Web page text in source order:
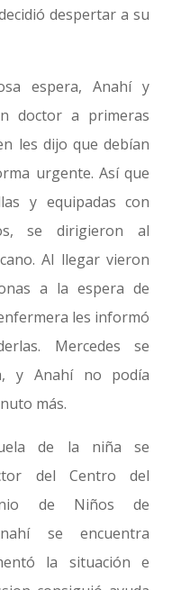
despertar a su
espera, Anahí y
doctor a primeras
les dijo que debían
urgente. Así que
y equipadas con
se dirigieron al
Al llegar vieron
a la espera de
les informó
Mercedes se
y Anahí no podía
más.
de la niña se
del Centro del
de Niños de
se encuentra
la situación e